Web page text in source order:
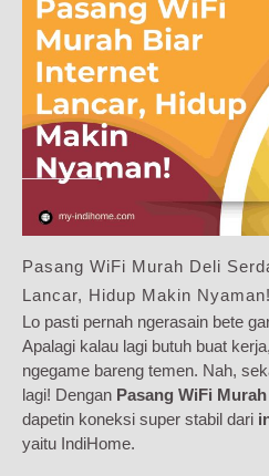
Pasang WiFi Murah Deli
Lancar, Hidup Makin Nyaman!
Lo pasti pernah ngerasain bete
Apalagi kalau lagi butuh buat
ngegame bareng temen. Nah,
lagi! Dengan Pasang WiFi
dapetin koneksi super stabil dari
yaitu IndiHome.